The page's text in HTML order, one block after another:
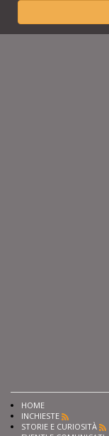
HOME
INCHIESTE
STORIE E CURIOSITÀ